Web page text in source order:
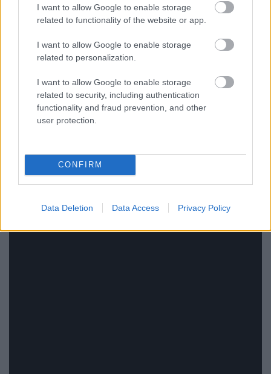
I want to allow Google to enable storage
related to functionality of the website or app.
I want to allow Google to enable storage
related to personalization.
I want to allow Google to enable storage
related to security, including authentication
functionality and fraud prevention, and other
user protection.
CONFIRM
Data Deletion Data Access Privacy Policy